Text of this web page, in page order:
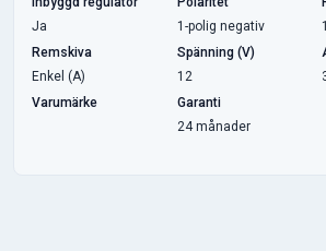
Ja
1-polig negativ
Remskiva
Enkel (A)
Spänning (V)
12
Varumärke
Garanti
24 månader